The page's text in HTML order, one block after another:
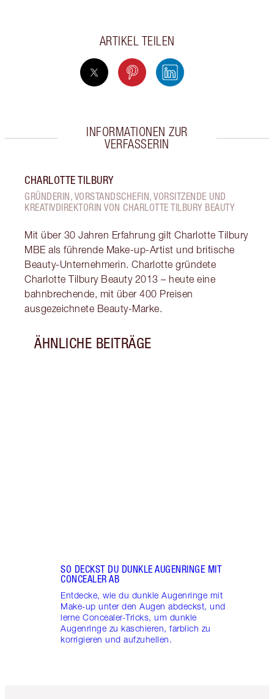
ARTIKEL TEILEN
INFORMATIONEN ZUR
VERFASSERIN
CHARLOTTE TILBURY
GRÜNDERIN, VORSTANDSCHEFIN, VORSITZENDE UND
KREATIVDIREKTORIN VON CHARLOTTE TILBURY BEAUTY
Mit über 30 Jahren Erfahrung gilt Charlotte Tilbury
MBE als führende Make-up-Artist und britische
Beauty-Unternehmerin. Charlotte gründete
Charlotte Tilbury Beauty 2013 – heute eine
bahnbrechende, mit über 400 Preisen
ausgezeichnete Beauty-Marke.
ÄHNLICHE BEITRÄGE
SO DECKST DU DUNKLE AUGENRINGE MIT
CONCEALER AB
Entdecke, wie du dunkle Augenringe mit
Make-up unter den Augen abdeckst, und
lerne Concealer-Tricks, um dunkle
Augenringe zu kaschieren, farblich zu
korrigieren und aufzuhellen.